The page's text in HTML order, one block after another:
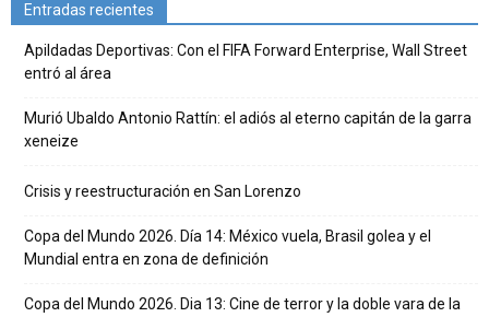
Entradas recientes
Apildadas Deportivas: Con el FIFA Forward Enterprise, Wall Street
entró al área
Murió Ubaldo Antonio Rattín: el adiós al eterno capitán de la garra
xeneize
Crisis y reestructuración en San Lorenzo
Copa del Mundo 2026. Día 14: México vuela, Brasil golea y el
Mundial entra en zona de definición
Copa del Mundo 2026. Dia 13: Cine de terror y la doble vara de la